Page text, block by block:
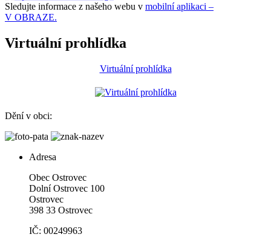
Sledujte informace z našeho webu v mobilní aplikaci –
V OBRAZE.
Virtuální prohlídka
Virtuální prohlídka
Dění v obci:
Adresa
Obec Ostrovec
Dolní Ostrovec 100
Ostrovec
398 33 Ostrovec
IČ: 00249963